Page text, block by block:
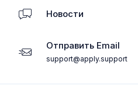
Новости
Отправить Email
support@apply.support